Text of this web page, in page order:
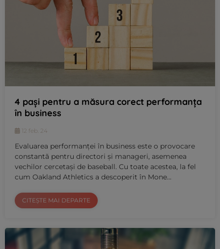
4 pași pentru a măsura corect performanța
în business
12 feb. 24
Evaluarea performanței în business este o provocare
constantă pentru directori și manageri, asemenea
vechilor cercetași de baseball. Cu toate acestea, la fel
cum Oakland Athletics a descoperit în Mone…
CITEȘTE MAI DEPARTE